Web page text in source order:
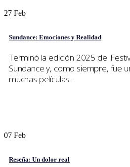
27 Feb
Sundance: Emociones y Realidad
Terminó la edición 2025 del
Sundance y, como siempre, fue
muchas películas...
07 Feb
Reseña: Un dolor real